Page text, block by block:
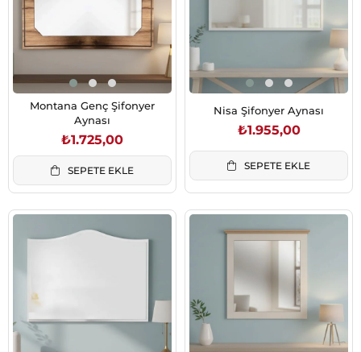
Montana Genç Şifonyer
Aynası
₺1.725,00
SEPETE EKLE
Nisa Şifonyer Aynası
₺1.955,00
SEPETE EKLE